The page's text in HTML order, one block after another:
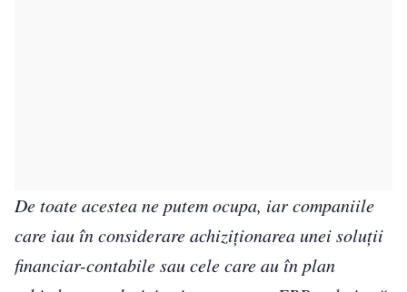
De toate acestea ne putem ocupa, iar companiile
care iau în considerare achiziționarea unei soluții
financiar-contabile sau cele care au în plan